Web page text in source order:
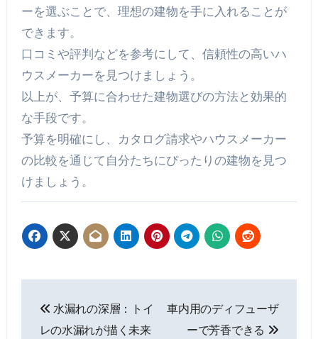
ーを選ぶことで、理想の建物を手に入れることが
できます。
口コミや評判などを参考にして、信頼性の高いハ
ウスメーカーを見つけましょう。
以上が、予算に合わせた建物選びの方法と効果的
な手段です。
予算を明確にし、カタログ請求やハウスメーカー
の比較を通じて自分たちにぴったりの建物を見つ
けましょう。
稿
水漏れの深層：トイ
レの水漏れが描く未来
車内用のディフューザ
ーで芳香できる